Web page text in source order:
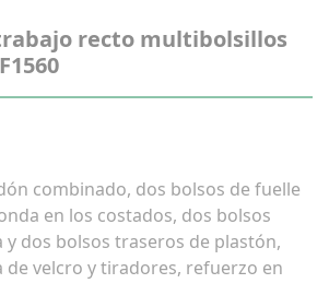
recto multibolsillos
combinado, dos bolsos de fuelle
en los costados, dos bolsos
y dos bolsos traseros de plastón,
velcro y tiradores, refuerzo en